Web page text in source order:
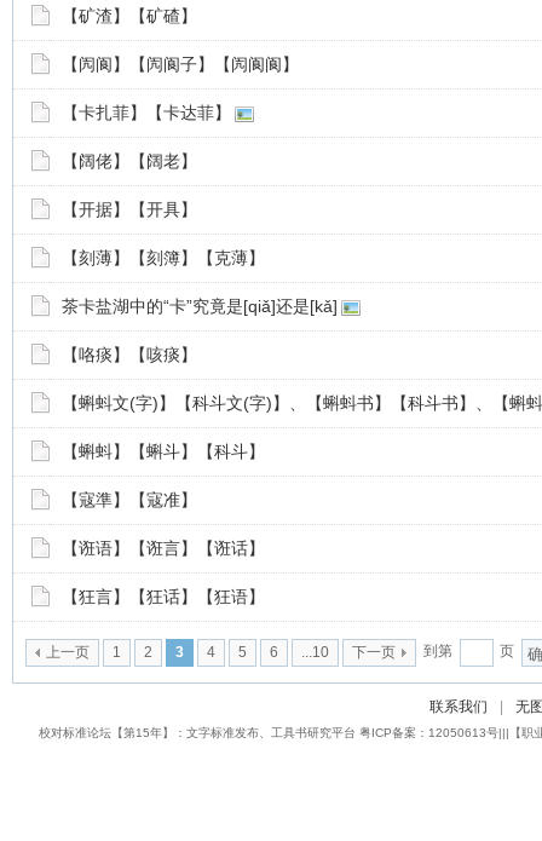
【矿渣】【矿碴】
【闶阆】【闶阆子】【闶阆阆】
【卡扎菲】【卡达菲】
【阔佬】【阔老】
【开据】【开具】
【刻薄】【刻簿】【克薄】
茶卡盐湖中的“卡”究竟是[qiǎ]还是[kǎ]
【咯痰】【咳痰】
【蝌蚪文(字)】【科斗文(字)】、【蝌蚪书】【科斗书】、【蝌
【蝌蚪】【蝌斗】【科斗】
【寇準】【寇准】
【诳语】【诳言】【诳话】
【狂言】【狂话】【狂语】
上一页 1 2 3 4 5 6 ...10 下一页 到第 页
联系我们 无
校对标准论坛【第15年】：文字标准发布、工具书研究平台 粤ICP备案：12050613号|||【